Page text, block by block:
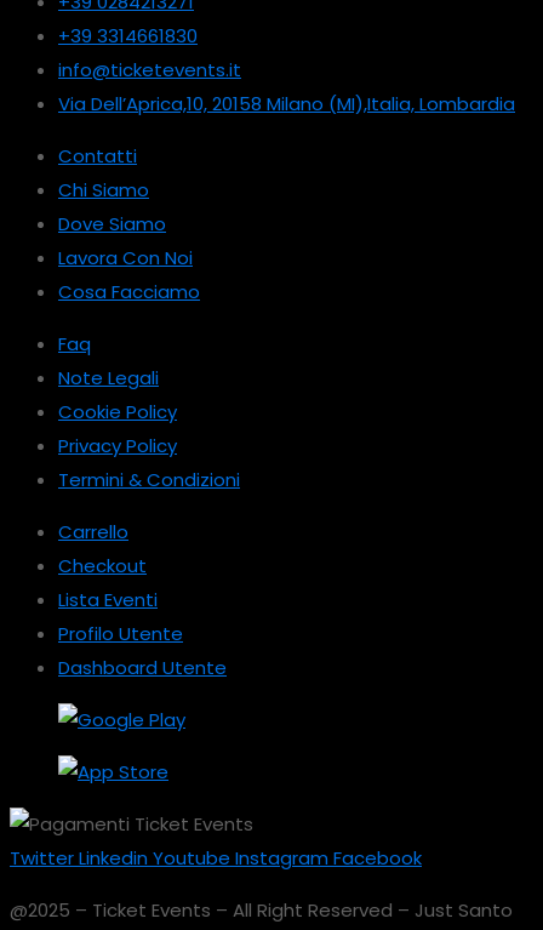
+39 3314661830
info@ticketevents.it
Via Dell’Aprica,10, 20158 Milano (MI),Italia, Lombardia
Contatti
Chi Siamo
Dove Siamo
Lavora Con Noi
Cosa Facciamo
Faq
Note Legali
Cookie Policy
Privacy Policy
Termini & Condizioni
Carrello
Checkout
Lista Eventi
Profilo Utente
Dashboard Utente
TwitterLinkedin Youtube Instagram Facebook
@2025 – Ticket Events – All Right Reserved – Just Santo